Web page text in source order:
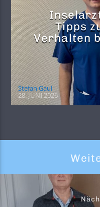
Tipps
Verhalten
Stefan Gaul
28. JUNI 2026